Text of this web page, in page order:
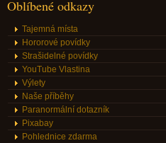
Oblíbené odkazy
Tajemná místa
Hororové povídky
Strašidelné povídky
YouTube Vlastina
Výlety
Naše příběhy
Paranormální dotazník
Pixabay
Pohlednice zdarma